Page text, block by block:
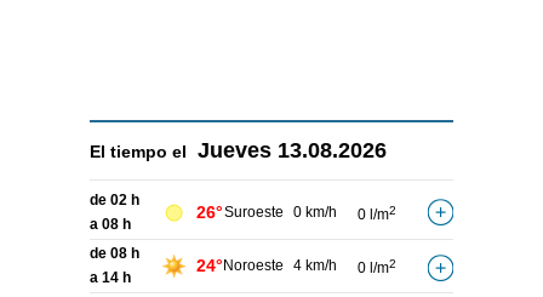
El tiempo el Jueves 13.08.2026
de 02 h
a 08 h
26°Suroeste 0 km/h 0 l/m2
de 08 h
a 14 h
24° Noroeste 4 km/h 0 l/m2